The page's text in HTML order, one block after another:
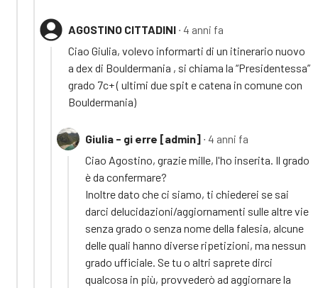
AGOSTINO CITTADINI ∙ 4 anni fa
Ciao Giulia, volevo informarti di un itinerario nuovo
a dex di Bouldermania , si chiama la “Presidentessa”
grado 7c+ ( ultimi due spit e catena in comune con
Bouldermania)
Giulia - gi erre [admin] ∙ 4 anni fa
Ciao Agostino, grazie mille, l'ho inserita. Il grado
è da confermare?
Inoltre dato che ci siamo, ti chiederei se sai
darci delucidazioni/aggiornamenti sulle altre vie
senza grado o senza nome della falesia, alcune
delle quali hanno diverse ripetizioni, ma nessun
grado ufficiale. Se tu o altri saprete dirci
qualcosa in più, provvederò ad aggiornare la